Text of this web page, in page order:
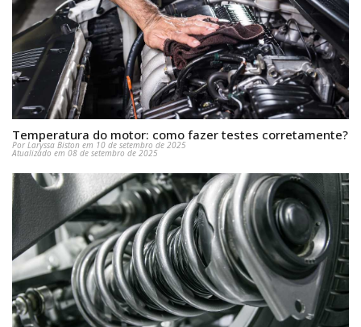
Temperatura do motor: como fazer testes corretamente?
Por Laryssa Biston em 10 de setembro de 2025
Atualizado em 08 de setembro de 2025